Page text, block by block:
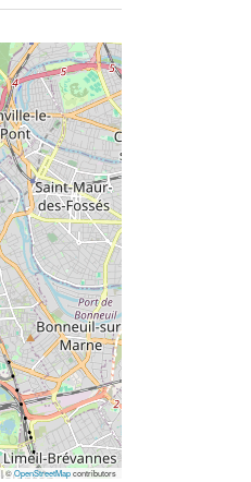
|©OpenStreetMapcontributors